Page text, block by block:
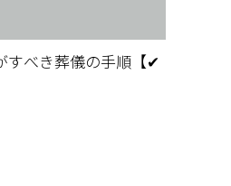
すべき葬儀の手順【✔